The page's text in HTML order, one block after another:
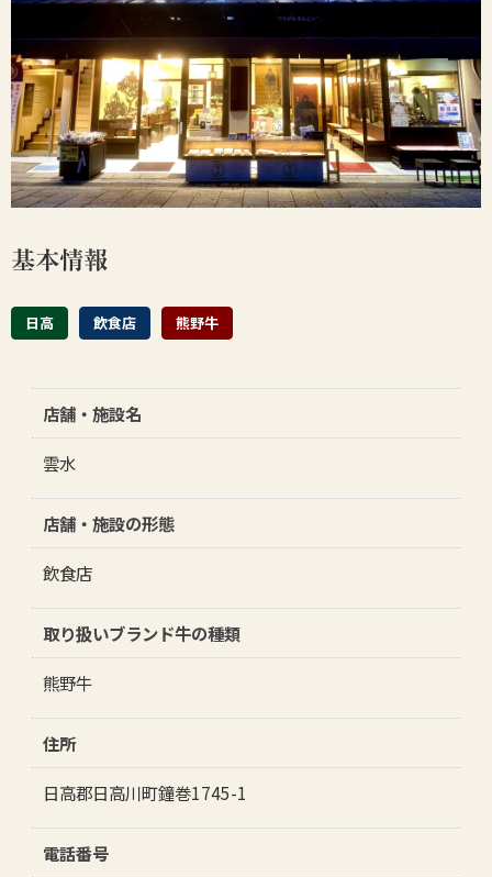
レシピの紹介
生産者
基本情報
日高 飲食店 熊野牛
店舗・施設名
雲水
店舗・施設の形態
飲食店
取り扱いブランド牛の種類
熊野牛
住所
日高郡日高川町鐘巻1745-1
電話番号